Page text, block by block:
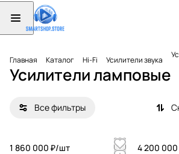
Главная Каталог Hi-Fi Усилители звука
Усилители ламповые
Все фильтры
1 860 000 ₽/шт
4 200